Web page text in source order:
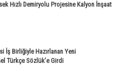
Hızlı Demiryolu Projesine Kalyon İnşaat
İş Birliğiyle Hazırlanan Yeni
Türkçe Sözlük’e Girdi